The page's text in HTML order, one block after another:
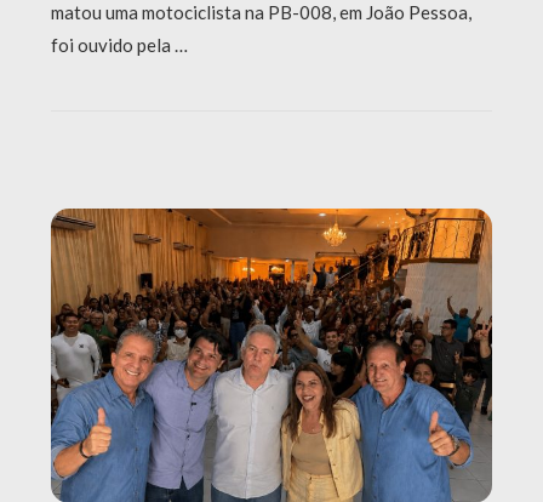
matou uma motociclista na PB-008, em João Pessoa,
foi ouvido pela …